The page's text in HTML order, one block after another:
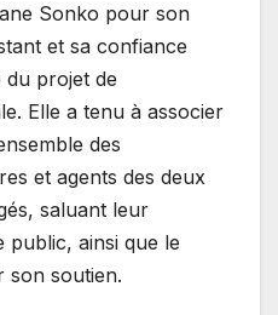
Sonko pour son
et sa confiance
projet de
Elle a tenu à associer
des
et agents des deux
saluant leur
public, ainsi que le
son soutien.